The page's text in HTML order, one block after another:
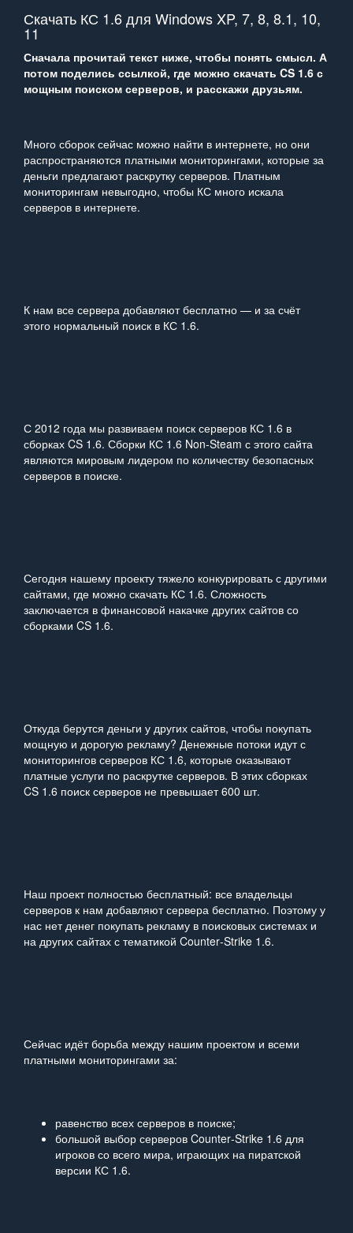
Скачать КС 1.6 для Windows XP, 7, 8, 8.1, 10,
11
Сначала прочитай текст ниже, чтобы понять смысл. А
потом поделись ссылкой, где можно скачать CS 1.6 с
мощным поиском серверов, и расскажи друзьям.
Много сборок сейчас можно найти в интернете, но они
распространяются платными мониторингами, которые за
деньги предлагают раскрутку серверов. Платным
мониторингам невыгодно, чтобы КС много искала
серверов в интернете.
К нам все сервера добавляют бесплатно — и за счёт
этого нормальный поиск в КС 1.6.
С 2012 года мы развиваем поиск серверов КС 1.6 в
сборках CS 1.6. Сборки КС 1.6 Non‑Steam с этого сайта
являются мировым лидером по количеству безопасных
серверов в поиске.
Сегодня нашему проекту тяжело конкурировать с другими
сайтами, где можно скачать КС 1.6. Сложность
заключается в финансовой накачке других сайтов со
сборками CS 1.6.
Откуда берутся деньги у других сайтов, чтобы покупать
мощную и дорогую рекламу? Денежные потоки идут с
мониторингов серверов КС 1.6, которые оказывают
платные услуги по раскрутке серверов. В этих сборках
CS 1.6 поиск серверов не превышает 600 шт.
Наш проект полностью бесплатный: все владельцы
серверов к нам добавляют сервера бесплатно. Поэтому у
нас нет денег покупать рекламу в поисковых системах и
на других сайтах с тематикой Counter‑Strike 1.6.
Сейчас идёт борьба между нашим проектом и всеми
платными мониторингами за:
равенство всех серверов в поиске;
большой выбор серверов Counter‑Strike 1.6 для
игроков со всего мира, играющих на пиратской
версии КС 1.6.